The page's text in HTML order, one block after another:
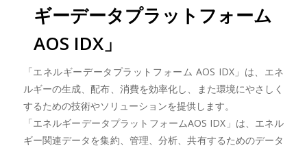
ギーデータプラットフォーム
AOS IDX」
「エネルギーデータプラットフォーム AOS IDX」は、エネ
ルギーの生成、配布、消費を効率化し、また環境にやさしく
するための技術やソリューションを提供します。
「エネルギーデータプラットフォームAOS IDX」は、エネル
ギー関連データを集約、管理、分析、共有するためのデータ